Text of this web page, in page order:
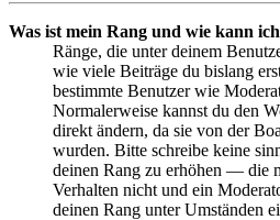
Was ist mein Rang und wie kann
Ränge, die unter deinem
wie viele Beiträge du bislang
bestimmte Benutzer wie
Normalerweise kannst du den
direkt ändern, da sie von der
wurden. Bitte schreibe keine
deinen Rang zu erhöhen — die
Verhalten nicht und ein
deinen Rang unter Umständen